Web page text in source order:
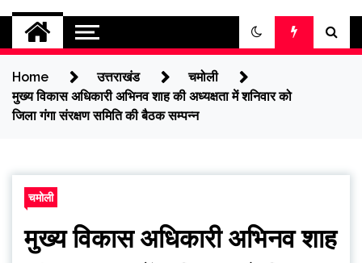
jantakikhabar
Home उत्तराखंड
चमोली
मुख्य विकास अधिकारी अभिनव शाह की अध्यक्षता में शनिवार को
जिला गंगा संरक्षण समिति की बैठक सम्पन्न
चमोली
मुख्य विकास अधिकारी अभिनव शाह